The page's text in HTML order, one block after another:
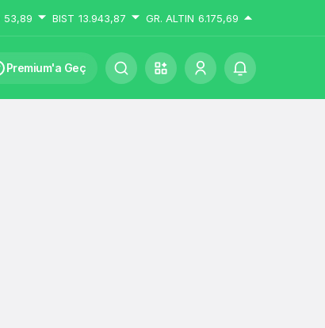
53,89 BIST 13.943,87 GR. ALTIN 6.175,69
Premium'a Geç